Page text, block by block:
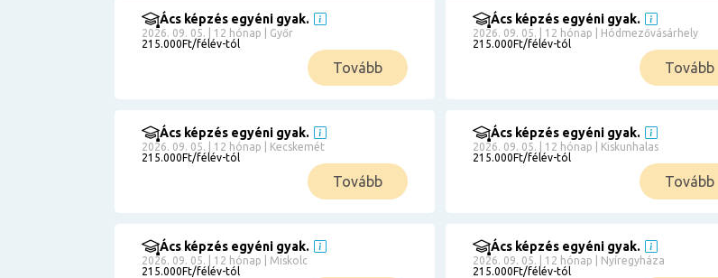
Ács képzés egyéni gyak.
2026. 09. 05. | 12 hónap | Győr
215.000Ft/félév-tól
Tovább
Ács képzés egyéni gyak.
2026. 09. 05. | 12 hónap | Hódmezővásárhely
215.000Ft/félév-tól
Tovább
Ács képzés egyéni gyak.
2026. 09. 05. | 12 hónap | Kecskemét
215.000Ft/félév-tól
Tovább
Ács képzés egyéni gyak.
2026. 09. 05. | 12 hónap | Kiskunhalas
215.000Ft/félév-tól
Tovább
Ács képzés egyéni gyak.
2026. 09. 05. | 12 hónap | Miskolc
215.000Ft/félév-tól
Ács képzés egyéni gyak.
2026. 09. 05. | 12 hónap | Nyíregyháza
215.000Ft/félév-tól